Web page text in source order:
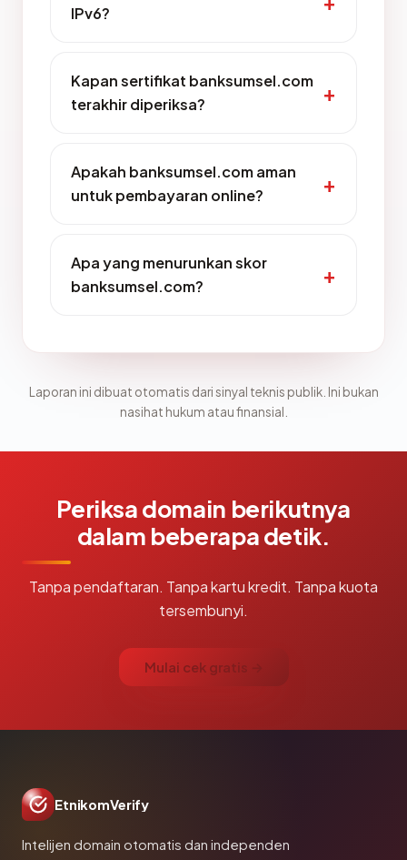
IPv6?
Kapan sertifikat banksumsel.com
terakhir diperiksa?
Apakah banksumsel.com aman
untuk pembayaran online?
Apa yang menurunkan skor
banksumsel.com?
Laporan ini dibuat otomatis dari sinyal teknis publik. Ini bukan
nasihat hukum atau finansial.
Periksa domain berikutnya
dalam beberapa detik.
Tanpa pendaftaran. Tanpa kartu kredit. Tanpa kuota
tersembunyi.
Mulai cek gratis →
EtnikomVerify
Intelijen domain otomatis dan independen